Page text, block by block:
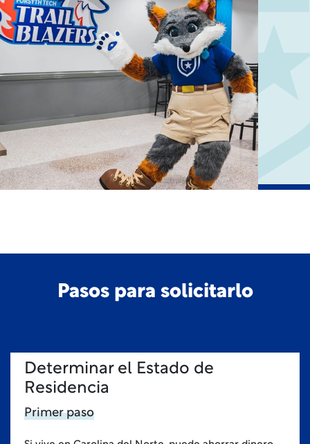
Pasos para solicitarlo
Determinar el Estado de
Residencia
Primer paso